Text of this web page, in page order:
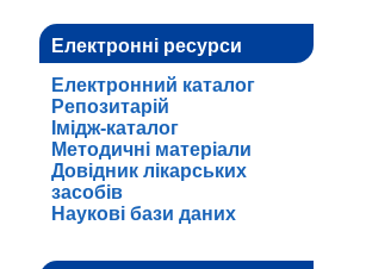
Електронні ресурси
Електронний каталог
Репозитарій
Імідж-каталог
Методичні матеріали
Довідник лікарських
засобів
Наукові бази даних